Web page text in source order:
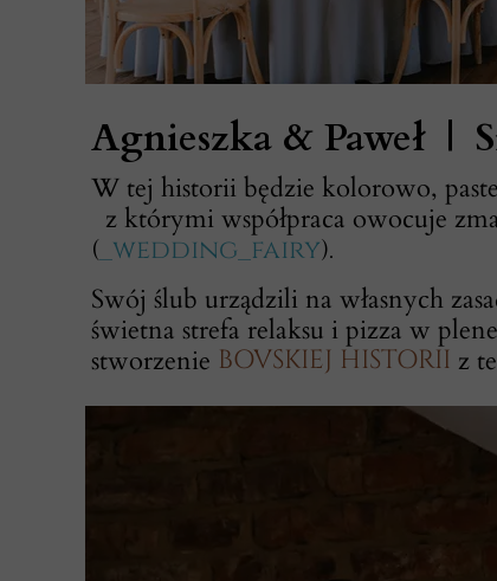
W tej historii będzie kolorowo,
z którymi współpraca owocuje
(_wedding_fairy).
Swój ślub urządzili na własnych
świetna strefa relaksu i pizza w
stworzenie BOVSKIEJ HISTORII z
Agnieszka & Paweł |